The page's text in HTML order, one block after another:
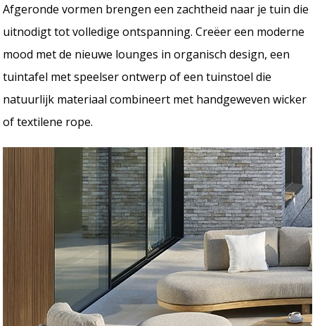
Afgeronde vormen brengen een zachtheid naar je tuin die
uitnodigt tot volledige ontspanning. Creëer een moderne
mood met de nieuwe lounges in organisch design, een
tuintafel met speelser ontwerp of een tuinstoel die
natuurlijk materiaal combineert met handgeweven wicker
of textilene rope.